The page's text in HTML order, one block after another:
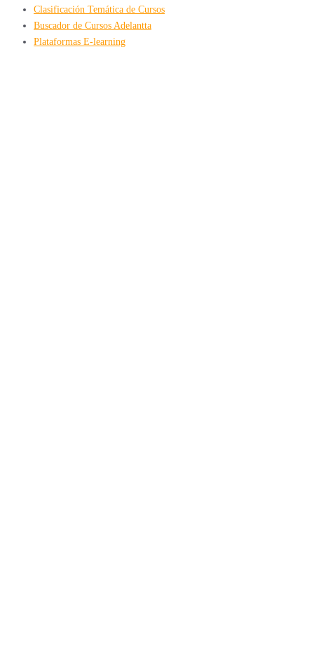
Clasificación Temática de Cursos
Buscador de Cursos Adelantta
Plataformas E-learning